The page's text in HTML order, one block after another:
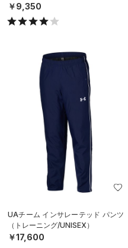
￥9,350
UAチーム インサレーテッド パンツ
（トレーニング/UNISEX）
￥17,600